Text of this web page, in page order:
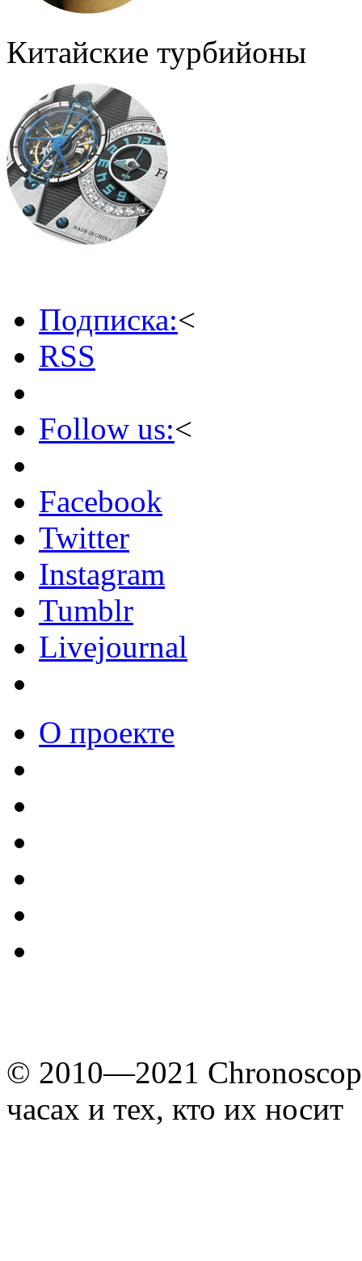
Китайские турбийоны
Подписка:<
RSS
Follow us:<
Facebook
Twitter
Instagram
Tumblr
Livejournal
О проекте
© 2010—2021
часах и тех, кто их носит